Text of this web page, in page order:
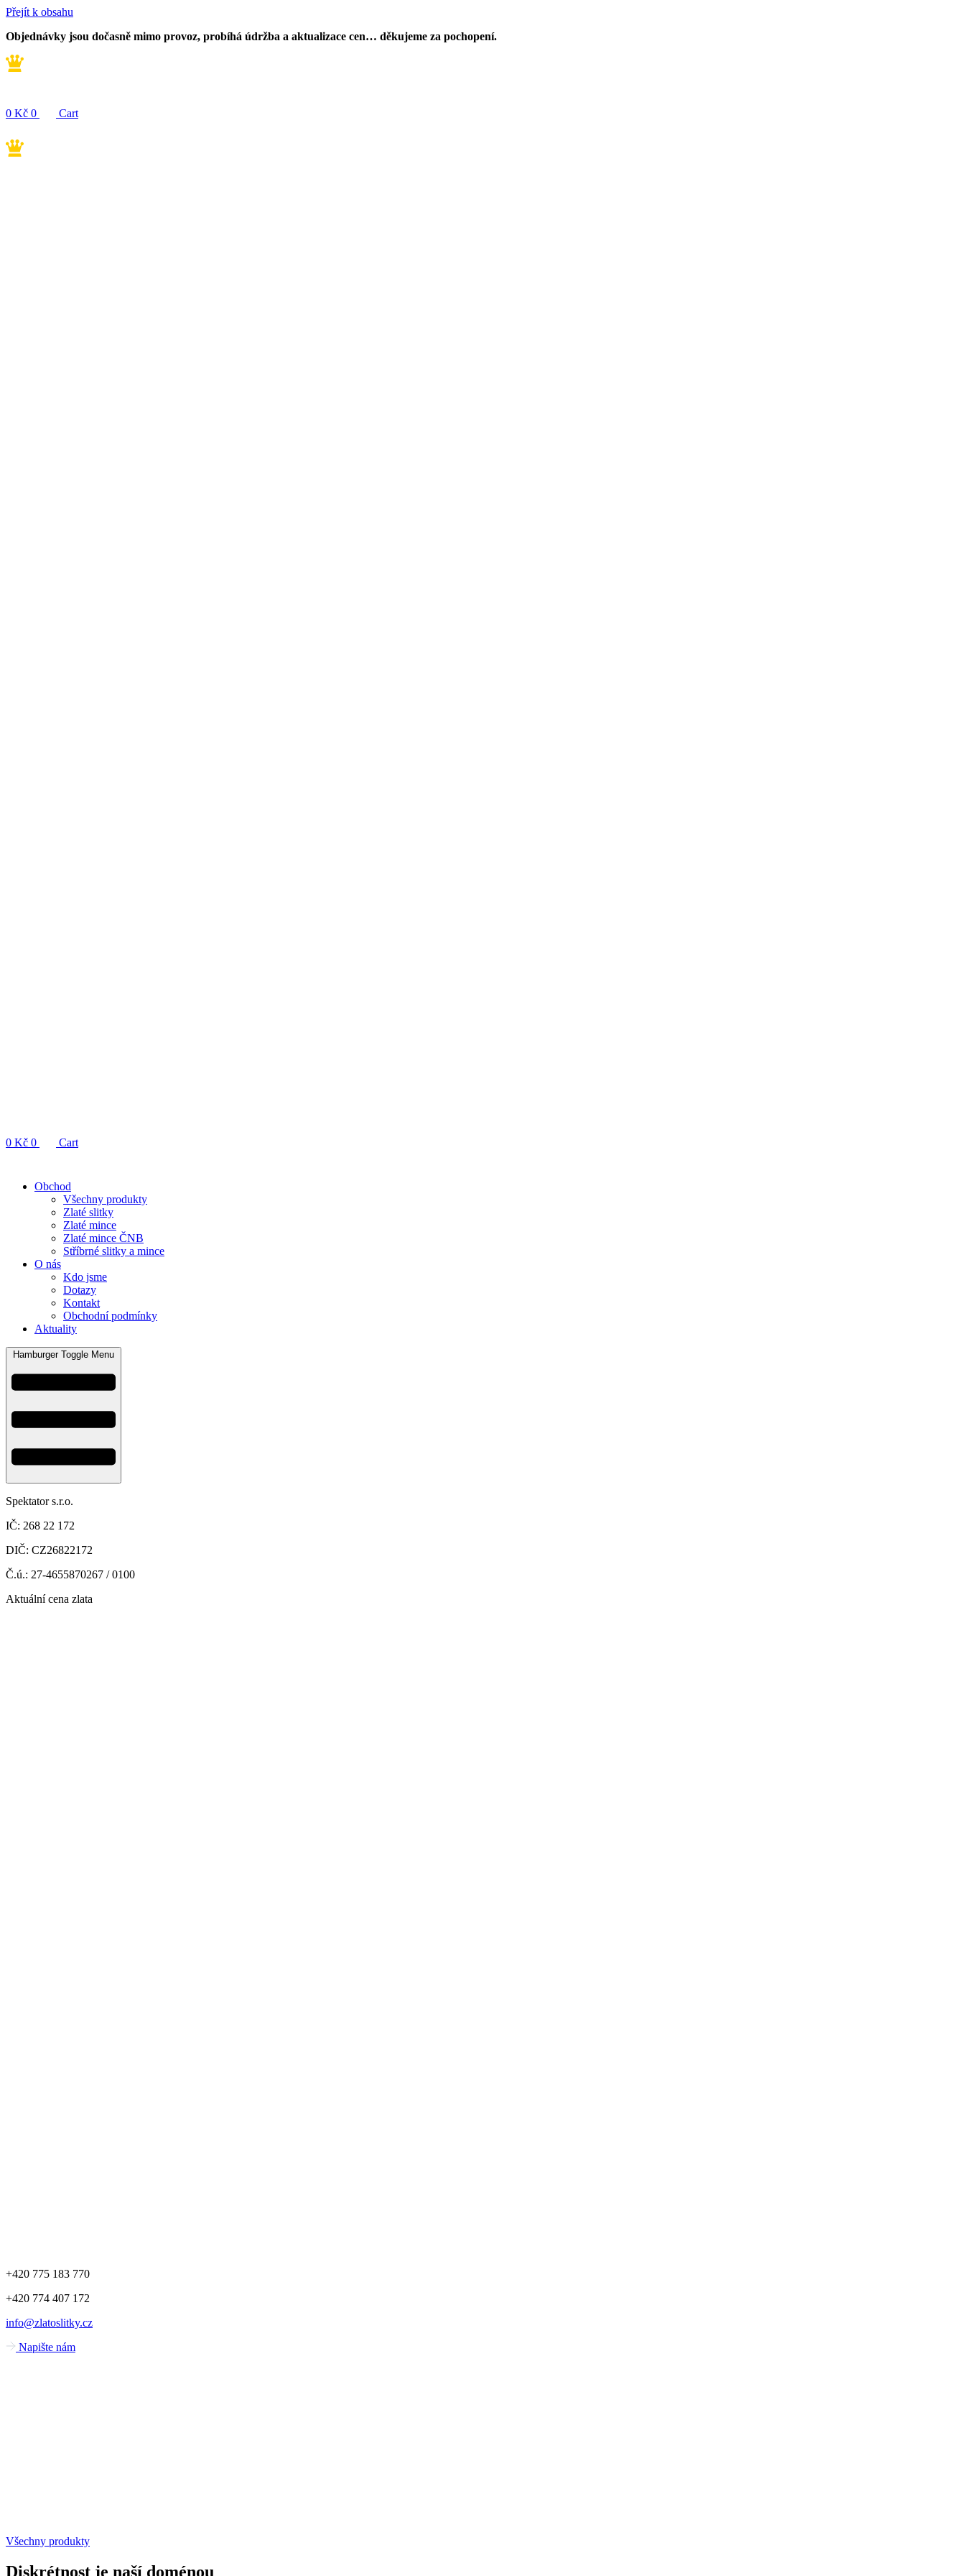
Přejít k obsahu
Objednávky jsou dočasně mimo provoz, probíhá údržba a aktualizace cen… děkujeme za pochopení.
0 Kč 0 Cart
0 Kč 0 Cart
Obchod
Všechny produkty
Zlaté slitky
Zlaté mince
Zlaté mince ČNB
Stříbrné slitky a mince
O nás
Kdo jsme
Dotazy
Kontakt
Obchodní podmínky
Aktuality
Hamburger Toggle Menu
Spektator s.r.o.
IČ: 268 22 172
DIČ: CZ26822172
Č.ú.: 27-4655870267 / 0100
Aktuální cena zlata
+420 775 183 770
+420 774 407 172
info@zlatoslitky.cz
Napište nám
Všechny produkty
Diskrétnost je naší doménou